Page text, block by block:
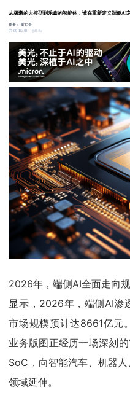
从极豪的大模型到乐鑫的智能体，谁在重新定义端侧AI
作者：黄仁贵
07-09 15:48
8.4w
2026年，端侧AI全面走向
显示，2026年，端侧AI渗
市场规模预计达8661亿元
业务版图正经历一场深刻
SoC，向智能汽车、机器
领域延伸。